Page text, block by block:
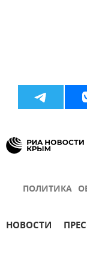
ПОЛИТИКА
НОВОСТИ